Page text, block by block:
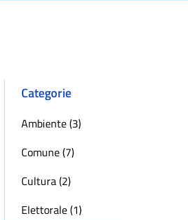
Categorie
Ambiente (3)
Comune (7)
Cultura (2)
Elettorale (1)